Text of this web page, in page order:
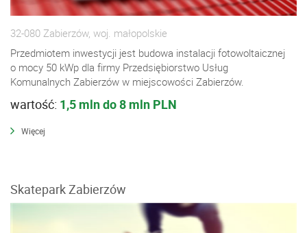
32-080 Zabierzów, woj. małopolskie
Przedmiotem inwestycji jest budowa instalacji fotowoltaicznej
o mocy 50 kWp dla firmy Przedsiębiorstwo Usług
Komunalnych Zabierzów w miejscowości Zabierzów.
wartość: 1,5 mln do 8 mln PLN
Więcej
Skatepark Zabierzów